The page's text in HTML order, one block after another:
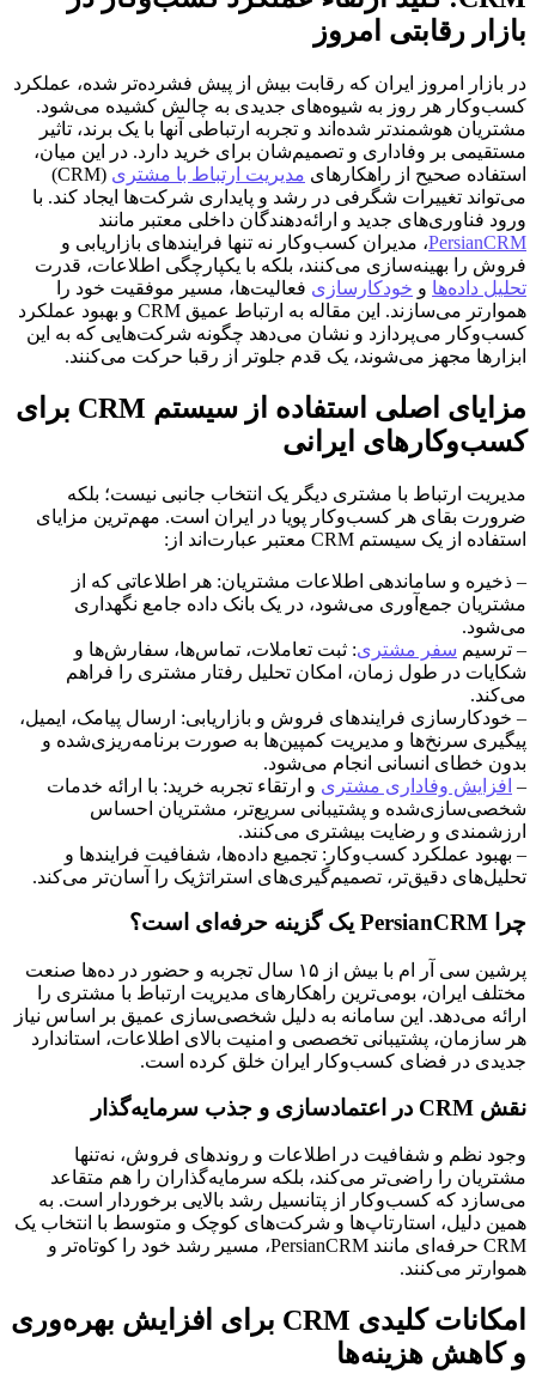
بازار رقابتی امروز
در بازار امروز ایران که رقابت بیش از پیش فشرده‌تر شده، عملکرد
کسب‌وکار هر روز به شیوه‌های جدیدی به چالش کشیده می‌شود.
مشتریان هوشمندتر شده‌اند و تجربه ارتباطی آنها با یک برند، تاثیر
مستقیمی بر وفاداری و تصمیم‌شان برای خرید دارد. در این میان،
استفاده صحیح از راهکارهای مدیریت ارتباط با مشتری
(CRM)
می‌تواند تغییرات شگرفی در رشد و پایداری شرکت‌ها ایجاد کند. با
ورود فناوری‌های جدید و ارائه‌دهندگان داخلی معتبر مانند
PersianCRM، مدیران کسب‌وکار نه تنها فرایندهای بازاریابی و
فروش را بهینه‌سازی می‌کنند، بلکه با یکپارچگی اطلاعات، قدرت
تحلیل داده‌ها و خودکارسازی فعالیت‌ها، مسیر موفقیت خود را
هموارتر می‌سازند. این مقاله به ارتباط عمیق CRM و بهبود عملکرد
کسب‌وکار می‌پردازد و نشان می‌دهد چگونه شرکت‌هایی که به این
ابزارها مجهز می‌شوند، یک قدم جلوتر از رقبا حرکت می‌کنند.
مزایای اصلی استفاده از سیستم CRM برای
کسب‌وکارهای ایرانی
مدیریت ارتباط با مشتری دیگر یک انتخاب جانبی نیست؛ بلکه
ضرورت بقای هر کسب‌وکار پویا در ایران است. مهم‌ترین مزایای
استفاده از یک سیستم CRM معتبر عبارت‌اند از:
– ذخیره و ساماندهی اطلاعات مشتریان: هر اطلاعاتی که از
مشتریان جمع‌آوری می‌شود، در یک بانک داده جامع نگهداری
می‌شود.
– ترسیم سفر مشتری: ثبت تعاملات، تماس‌ها، سفارش‌ها و
شکایات در طول زمان، امکان تحلیل رفتار مشتری را فراهم
می‌کند.
– خودکارسازی فرایندهای فروش و بازاریابی: ارسال پیامک، ایمیل،
پیگیری سرنخ‌ها و مدیریت کمپین‌ها به صورت برنامه‌ریزی‌شده و
بدون خطای انسانی انجام می‌شود.
– افزایش وفاداری مشتری و ارتقاء تجربه خرید: با ارائه خدمات
شخصی‌سازی‌شده و پشتیبانی سریع‌تر، مشتریان احساس
ارزشمندی و رضایت بیشتری می‌کنند.
– بهبود عملکرد کسب‌وکار: تجمیع داده‌ها، شفافیت فرایندها و
تحلیل‌های دقیق‌تر، تصمیم‌گیری‌های استراتژیک را آسان‌تر می‌کند.
چرا PersianCRM یک گزینه حرفه‌ای است؟
پرشین سی آر ام با بیش از ۱۵ سال تجربه و حضور در ده‌ها صنعت
مختلف ایران، بومی‌ترین راهکارهای مدیریت ارتباط با مشتری را
ارائه می‌دهد. این سامانه به دلیل شخصی‌سازی عمیق بر اساس نیاز
هر سازمان، پشتیبانی تخصصی و امنیت بالای اطلاعات، استاندارد
جدیدی در فضای کسب‌وکار ایران خلق کرده است.
نقش CRM در اعتمادسازی و جذب سرمایه‌گذار
وجود نظم و شفافیت در اطلاعات و روندهای فروش، نه‌تنها
مشتریان را راضی‌تر می‌کند، بلکه سرمایه‌گذاران را هم متقاعد
می‌سازد که کسب‌وکار از پتانسیل رشد بالایی برخوردار است. به
همین دلیل، استارتاپ‌ها و شرکت‌های کوچک و متوسط با انتخاب یک
CRM حرفه‌ای مانند PersianCRM، مسیر رشد خود را کوتاه‌تر و
هموارتر می‌کنند.
امکانات کلیدی CRM برای افزایش بهره‌وری
و کاهش هزینه‌ها